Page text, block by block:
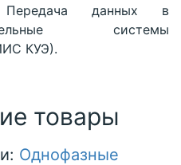
Передача данных в
системы
КУЭ).
товары
Однофазные